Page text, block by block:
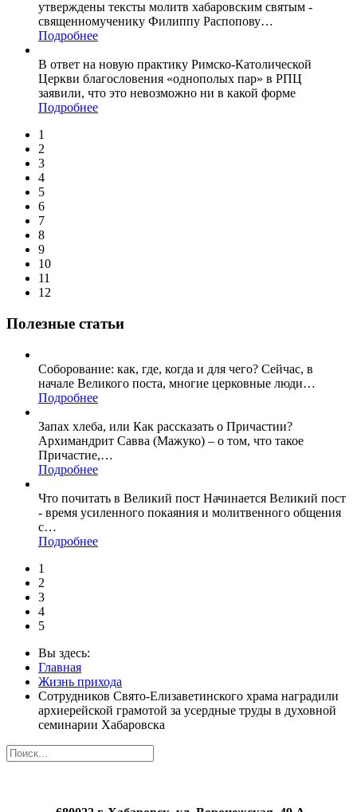
утверждены тексты молитв хабаровским святым -
священномученику Филиппу Распопову…
Подробнее
В ответ на новую практику Римско-Католической
Церкви благословения «однополых пар» в РПЦ
заявили, что это невозможно ни в какой форме
Подробнее
1
2
3
4
5
6
7
8
9
10
11
12
Полезные статьи
Соборование: как, где, когда и для чего? Сейчас, в
начале Великого поста, многие церковные люди…
Подробнее
Запах хлеба, или Как рассказать о Причастии?
Архимандрит Савва (Мажуко) – о том, что такое
Причастие,…
Подробнее
Что почитать в Великий пост Начинается Великий пост
- время усиленного покаяния и молитвенного общения
с…
Подробнее
1
2
3
4
5
Вы здесь:
Главная
Жизнь прихода
Сотрудников Свято-Елизаветинского храма наградили
архиерейской грамотой за усердные труды в духовной
семинарии Хабаровска